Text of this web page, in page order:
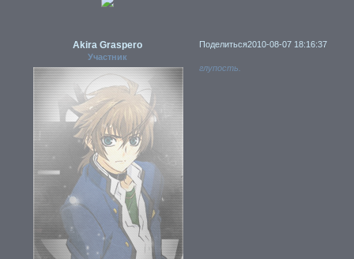
Поделиться2010-08-07 18:16:37
Akira Graspero
Участник
глупость.